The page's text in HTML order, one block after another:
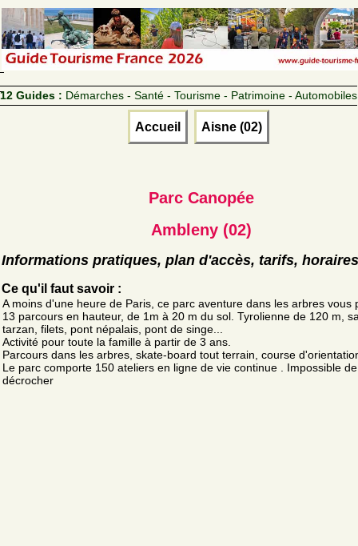
12 Guides : Démarches - Santé - Tourisme - Patrimoine - Automobiles
Accueil Aisne (02)
Parc Canopée
Ambleny (02)
Informations pratiques, plan d'accès, tarifs, horaires
Ce qu'il faut savoir :
A moins d'une heure de Paris, ce parc aventure dans les arbres vous
13 parcours en hauteur, de 1m à 20 m du sol. Tyrolienne de 120 m,
tarzan, filets, pont népalais, pont de singe...
Activité pour toute la famille à partir de 3 ans.
Parcours dans les arbres, skate-board tout terrain, course
Le parc comporte 150 ateliers en ligne de vie continue . Impossible
décrocher